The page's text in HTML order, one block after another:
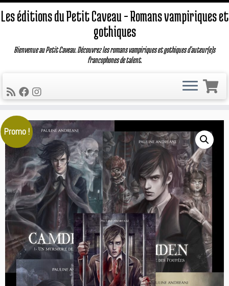
Passer
au
contenu
Les éditions du Petit Caveau – Romans vampiriques et
gothiques
Bienvenue au Petit Caveau. Découvrez les romans vampiriques et gothiques d'auteur(e)s
francophones de talent.
Promo !